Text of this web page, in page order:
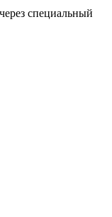
специальный